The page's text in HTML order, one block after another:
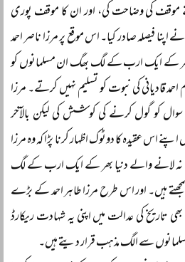
موقف کی وضاحت کی، اور ان کا موقف پوری
اپنا فیصلہ صادر کیا۔ اس موقع پر مرزا ناصر احمد
بھر کے ایک ارب کے لگ بھگ ان مسلمانوں کو
احمد قادیانی کی نبوت کو تسلیم نہیں کرتے۔ مرزا
کو گول کرنے کی کوشش کی لیکن بالآخر
اس عقیدہ کا دوٹوک اظہار کرنا پڑا کہ وہ مرزا
نہ لانے والے دنیا بھر کے ایک ارب کے لگ
ہیں۔ اور اس طرح مرزا طاہر احمد کے بڑے
بھی تاریخ کی عدالت میں اپنی یہ شہادت ریکارڈ
مسلمانوں سے الگ مذہب قرار دیتے ہیں۔